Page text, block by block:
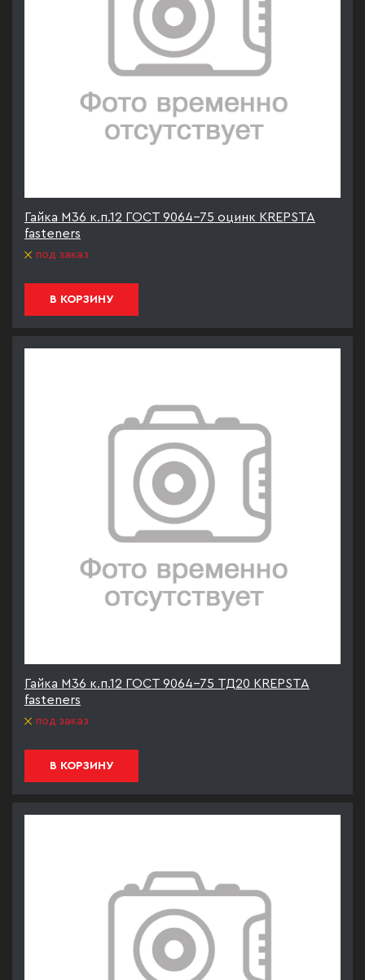
Гайка М36 к.п.12 ГОСТ 9064-75 оцинк KREPSTA
fasteners
под заказ
В КОРЗИНУ
Гайка М36 к.п.12 ГОСТ 9064-75 ТД20 KREPSTA
fasteners
под заказ
В КОРЗИНУ